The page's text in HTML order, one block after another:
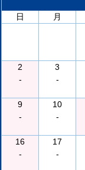
日
月
2
-
3
-
9
-
10
-
16
-
17
-